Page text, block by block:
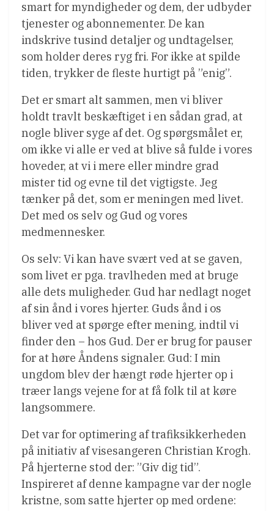
smart for myndigheder og dem, der udbyder
tjenester og abonnementer. De kan
indskrive tusind detaljer og undtagelser,
som holder deres ryg fri. For ikke at spilde
tiden, trykker de fleste hurtigt på ”enig”.
Det er smart alt sammen, men vi bliver
holdt travlt beskæftiget i en sådan grad, at
nogle bliver syge af det. Og spørgsmålet er,
om ikke vi alle er ved at blive så fulde i vores
hoveder, at vi i mere eller mindre grad
mister tid og evne til det vigtigste. Jeg
tænker på det, som er meningen med livet.
Det med os selv og Gud og vores
medmennesker.
Os selv: Vi kan have svært ved at se gaven,
som livet er pga. travlheden med at bruge
alle dets muligheder. Gud har nedlagt noget
af sin ånd i vores hjerter. Guds ånd i os
bliver ved at spørge efter mening, indtil vi
finder den – hos Gud. Der er brug for pauser
for at høre Åndens signaler. Gud: I min
ungdom blev der hængt røde hjerter op i
træer langs vejene for at få folk til at køre
langsommere.
Det var for optimering af trafiksikkerheden
på initiativ af visesangeren Christian Krogh.
På hjerterne stod der: ”Giv dig tid”.
Inspireret af denne kampagne var der nogle
kristne, som satte hjerter op med ordene: